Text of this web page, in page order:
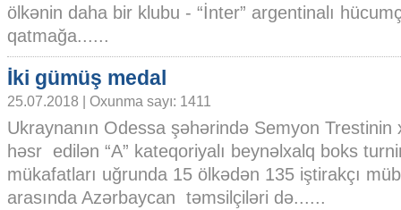
ölkənin daha bir klubu - “İnter” argentinalı
qatmağa......
İki gümüş medal
25.07.2018 | Oxunma sayı: 1411
Ukraynanın Odessa şəhərində Semyon Trestinin
həsr edilən “A” kateqoriyalı beynəlxalq boks
mükafatları uğrunda 15 ölkədən 135 iştirakçı
arasında Azərbaycan təmsilçiləri də......